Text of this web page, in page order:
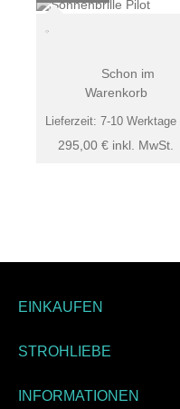
295,00 € inkl. MwSt.
Lieferzeit: 7-10 Werktage
Schon im
Warenkorb
EINKAUFEN
STROHLIEBE
INFORMATIONEN